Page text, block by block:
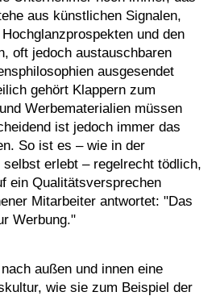
aus künstlichen Signalen,
und den
oft jedoch austauschbaren
ausgesendet
gehört Klappern zum
Werbematerialien müssen
ist jedoch immer das
So ist es – wie in der
erlebt – regelrecht tödlich,
ein Qualitätsversprechen
Mitarbeiter antwortet: "Das
Werbung."
außen und innen eine
wie sie zum Beispiel der